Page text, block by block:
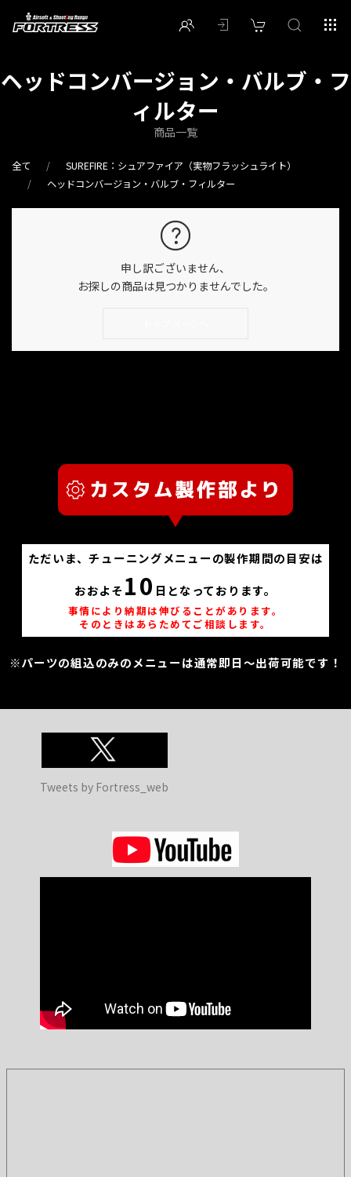
ヘッドコンバージョン・バルブ・フ
ィルター
商品一覧
全て
SUREFIRE：シュアファイア（実物フラッシュライト）
ヘッドコンバージョン・バルブ・フィルター
申し訳ございません、
お探しの商品は見つかりませんでした。
ただいま、チューニングメニューの製作期間の目安は
おおよそ 10 日となっております。
事情により納期は伸びることがあります。
そのときはあらためてご相談します。
※パーツの組込のみのメニューは通常即日～出荷可能です！
Tweets by Fortress_web